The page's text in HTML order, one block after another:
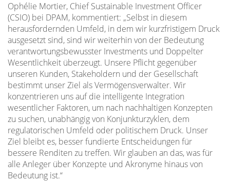
Ophélie Mortier, Chief Sustainable Investment Officer
(CSIO) bei DPAM, kommentiert: „Selbst in diesem
herausfordernden Umfeld, in dem wir kurzfristigem Druck
ausgesetzt sind, sind wir weiterhin von der Bedeutung
verantwortungsbewusster Investments und Doppelter
Wesentlichkeit überzeugt. Unsere Pflicht gegenüber
unseren Kunden, Stakeholdern und der Gesellschaft
bestimmt unser Ziel als Vermögensverwalter. Wir
konzentrieren uns auf die intelligente Integration
wesentlicher Faktoren, um nach nachhaltigen Konzepten
zu suchen, unabhängig von Konjunkturzyklen, dem
regulatorischen Umfeld oder politischem Druck. Unser
Ziel bleibt es, besser fundierte Entscheidungen für
bessere Renditen zu treffen. Wir glauben an das, was für
alle Anleger über Konzepte und Akronyme hinaus von
Bedeutung ist.“